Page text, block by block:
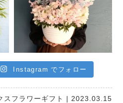
Instagram でフォロー
スフラワーギフト | 2023.03.15